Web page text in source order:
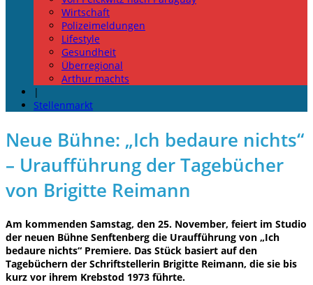
Wirtschaft
Polizeimeldungen
Lifestyle
Gesundheit
Überregional
Arthur machts
|
Stellenmarkt
Neue Bühne: „Ich bedaure nichts“
– Uraufführung der Tagebücher
von Brigitte Reimann
Am kommenden Samstag, den 25. November, feiert im Studio
der neuen Bühne Senftenberg die Uraufführung von „Ich
bedaure nichts“ Premiere. Das Stück basiert auf den
Tagebüchern der Schriftstellerin Brigitte Reimann, die sie bis
kurz vor ihrem Krebstod 1973 führte.